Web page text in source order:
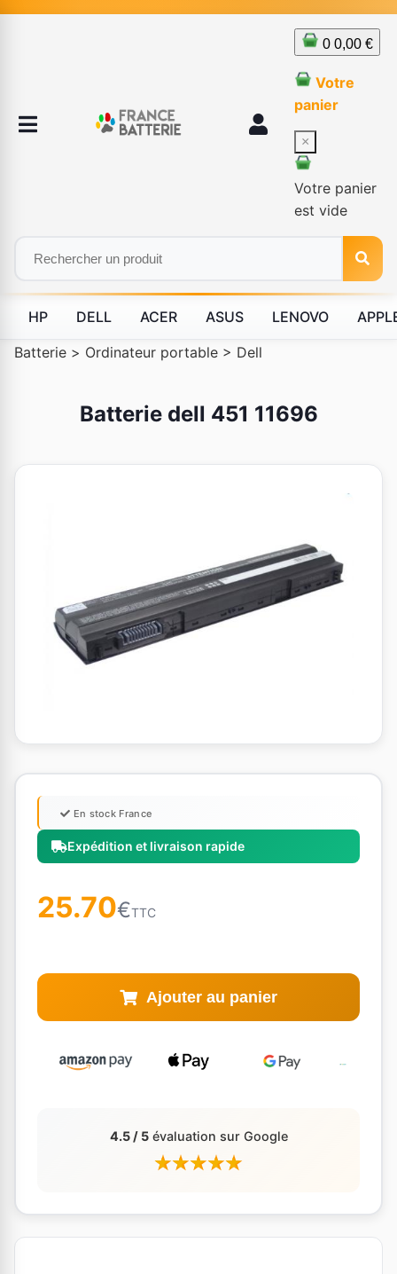
0 0,00 €
Votre
panier
×
Votre panier
est vide
HP DELL ACER ASUS LENOVO
Batterie > Ordinateur portable > Dell
Batterie dell 451 11696
Expédition et livraison rapide
En stock France
25.70€TTC
Ajouter au panier
4.5 / 5évaluation sur Google